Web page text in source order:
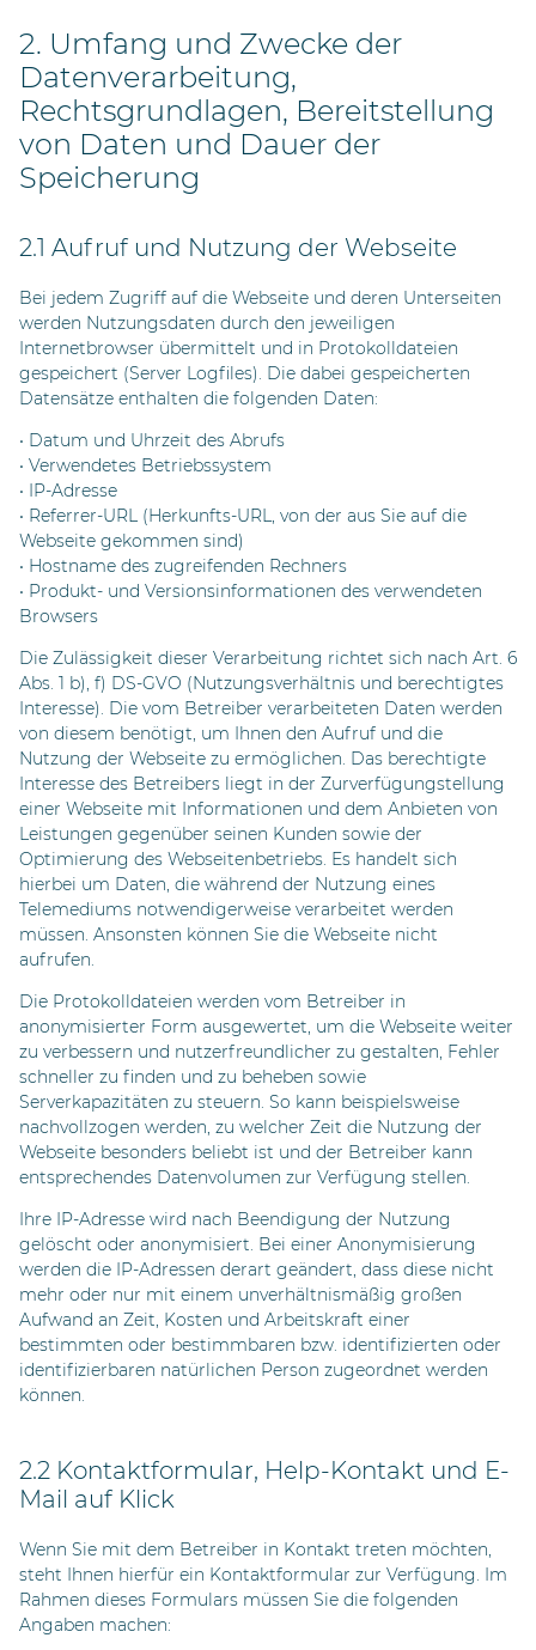
2. Umfang und Zwecke der
Datenverarbeitung,
Rechtsgrundlagen, Bereitstellung
von Daten und Dauer der
Speicherung
2.1 Aufruf und Nutzung der Webseite
Bei jedem Zugriff auf die Webseite und deren Unterseiten
werden Nutzungsdaten durch den jeweiligen
Internetbrowser übermittelt und in Protokolldateien
gespeichert (Server Logfiles). Die dabei gespeicherten
Datensätze enthalten die folgenden Daten:
• Datum und Uhrzeit des Abrufs
• Verwendetes Betriebssystem
• IP-Adresse
• Referrer-URL (Herkunfts-URL, von der aus Sie auf die
Webseite gekommen sind)
• Hostname des zugreifenden Rechners
• Produkt- und Versionsinformationen des verwendeten
Browsers
Die Zulässigkeit dieser Verarbeitung richtet sich nach Art. 6
Abs. 1 b), f) DS-GVO (Nutzungsverhältnis und berechtigtes
Interesse). Die vom Betreiber verarbeiteten Daten werden
von diesem benötigt, um Ihnen den Aufruf und die
Nutzung der Webseite zu ermöglichen. Das berechtigte
Interesse des Betreibers liegt in der Zurverfügungstellung
einer Webseite mit Informationen und dem Anbieten von
Leistungen gegenüber seinen Kunden sowie der
Optimierung des Webseitenbetriebs. Es handelt sich
hierbei um Daten, die während der Nutzung eines
Telemediums notwendigerweise verarbeitet werden
müssen. Ansonsten können Sie die Webseite nicht
aufrufen.
Die Protokolldateien werden vom Betreiber in
anonymisierter Form ausgewertet, um die Webseite weiter
zu verbessern und nutzerfreundlicher zu gestalten, Fehler
schneller zu finden und zu beheben sowie
Serverkapazitäten zu steuern. So kann beispielsweise
nachvollzogen werden, zu welcher Zeit die Nutzung der
Webseite besonders beliebt ist und der Betreiber kann
entsprechendes Datenvolumen zur Verfügung stellen.
Ihre IP-Adresse wird nach Beendigung der Nutzung
gelöscht oder anonymisiert. Bei einer Anonymisierung
werden die IP-Adressen derart geändert, dass diese nicht
mehr oder nur mit einem unverhältnismäßig großen
Aufwand an Zeit, Kosten und Arbeitskraft einer
bestimmten oder bestimmbaren bzw. identifizierten oder
identifizierbaren natürlichen Person zugeordnet werden
können.
2.2 Kontaktformular, Help-Kontakt und E-
Mail auf Klick
Wenn Sie mit dem Betreiber in Kontakt treten möchten,
steht Ihnen hierfür ein Kontaktformular zur Verfügung. Im
Rahmen dieses Formulars müssen Sie die folgenden
Angaben machen: